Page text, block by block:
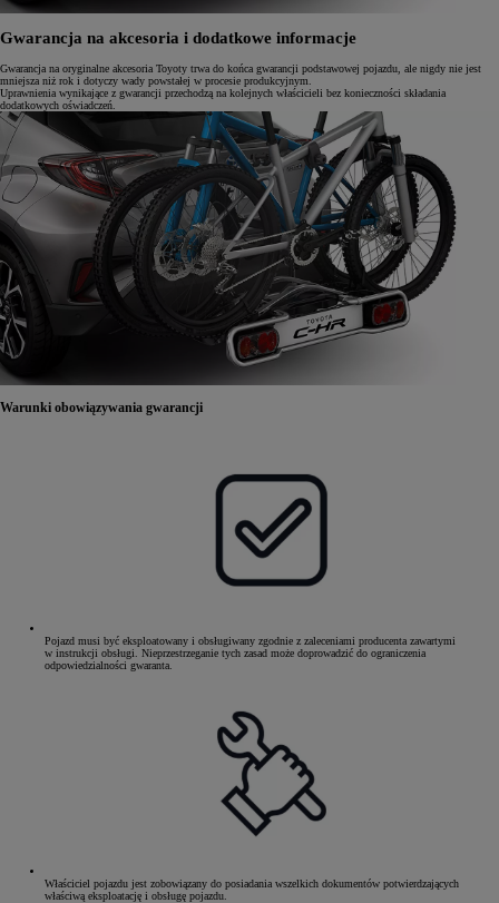
Gwarancja na akcesoria i dodatkowe informacje
Gwarancja na oryginalne akcesoria Toyoty trwa do końca gwarancji podstawowej pojazdu, ale nigdy nie jest
mniejsza niż rok i dotyczy wady powstałej w procesie produkcyjnym.
Uprawnienia wynikające z gwarancji przechodzą na kolejnych właścicieli bez konieczności składania
dodatkowych oświadczeń.
Warunki obowiązywania gwarancji
Pojazd musi być eksploatowany i obsługiwany zgodnie z zaleceniami producenta zawartymi
w instrukcji obsługi. Nieprzestrzeganie tych zasad może doprowadzić do ograniczenia
odpowiedzialności gwaranta.
Właściciel pojazdu jest zobowiązany do posiadania wszelkich dokumentów potwierdzających
właściwą eksploatację i obsługę pojazdu.